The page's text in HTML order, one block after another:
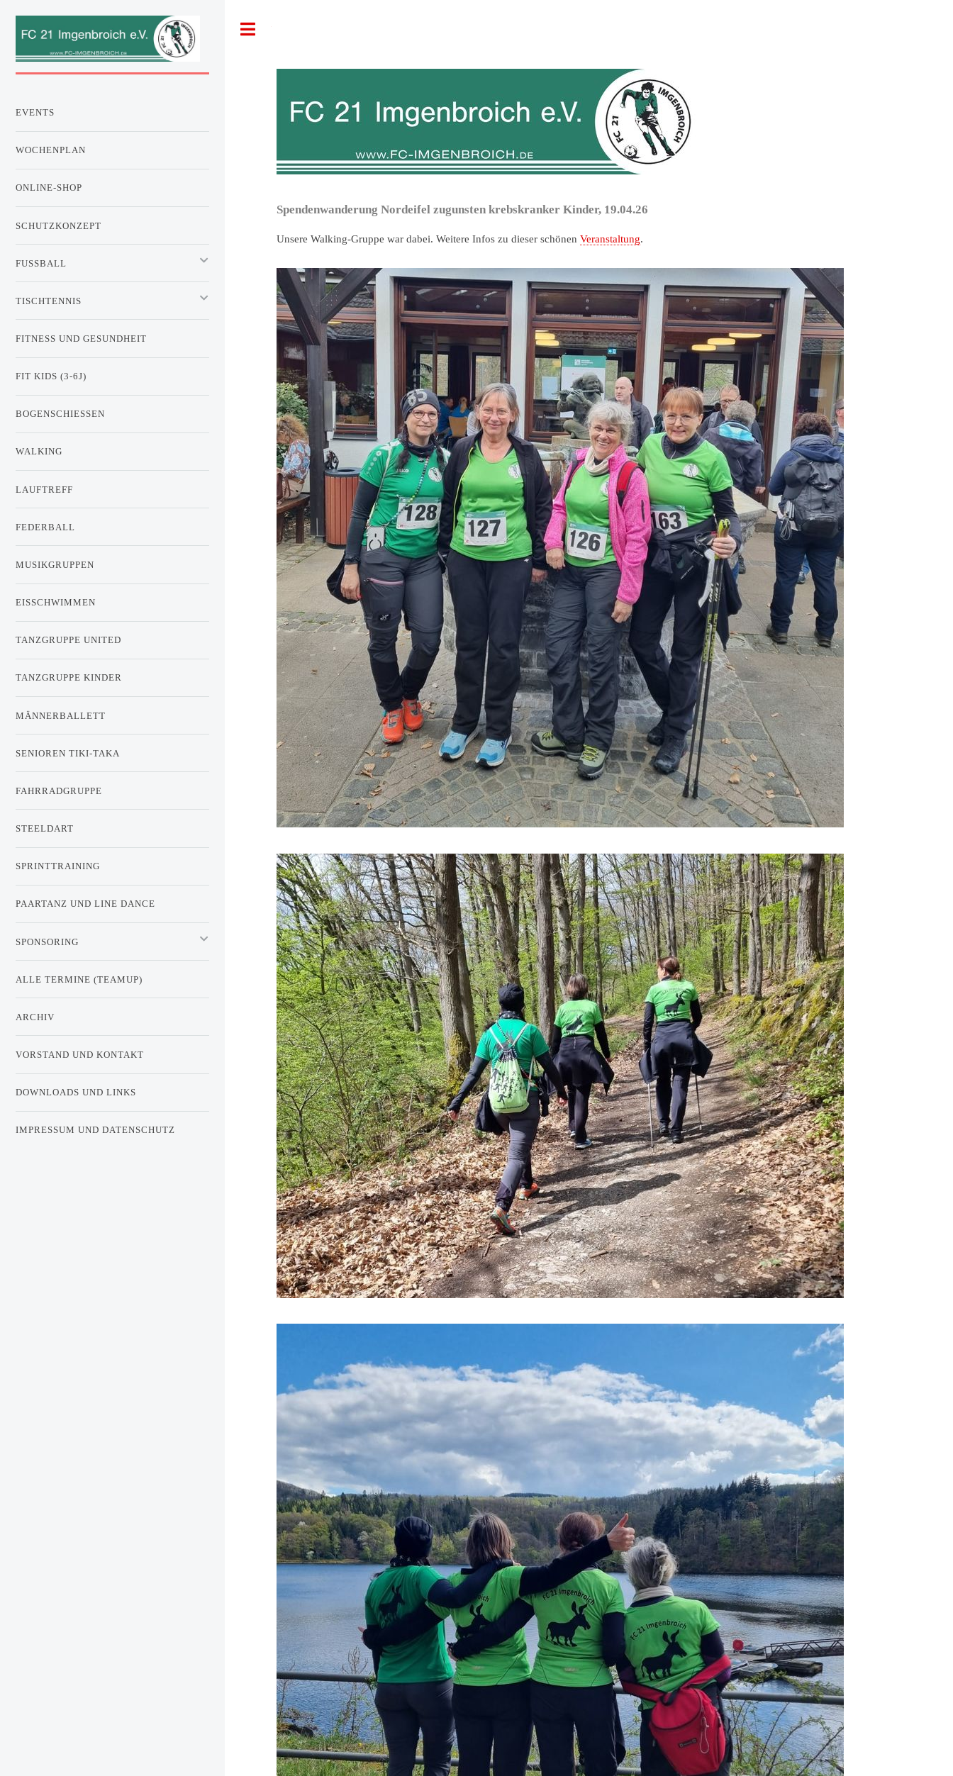
Spendenwanderung Nordeifel zugunsten krebskranker Kinder, 19.04.26
Unsere Walking-Gruppe war dabei. Weitere Infos zu dieser schönenVeranstaltung.
EVENTS
WOCHENPLAN
ONLINE-SHOP
SCHUTZKONZEPT
FUSSBALL
TISCHTENNIS
FITNESS UND GESUNDHEIT
FIT KIDS (3-6J)
BOGENSCHIESSEN
WALKING
LAUFTREFF
FEDERBALL
MUSIKGRUPPEN
EISSCHWIMMEN
TANZGRUPPE UNITED
TANZGRUPPE KINDER
MÄNNERBALLETT
SENIOREN TIKI-TAKA
FAHRRADGRUPPE
STEELDART
SPRINTTRAINING
PAARTANZ UND LINE DANCE
SPONSORING
ALLE TERMINE (TEAMUP)
ARCHIV
VORSTAND UND KONTAKT
DOWNLOADS UND LINKS
IMPRESSUM UND DATENSCHUTZ
Toggle